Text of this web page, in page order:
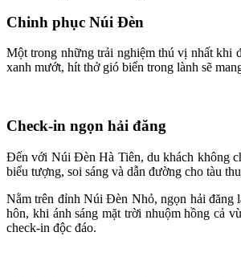
Chinh phục Núi Đèn
Một trong những trải nghiệm thú vị nhất khi
xanh mướt, hít thở gió biển trong lành sẽ
Check-in ngọn hải đăng
Đến với Núi Đèn Hà Tiên, du khách không
biểu tượng, soi sáng và dẫn đường cho tàu
Nằm trên đỉnh Núi Đèn Nhỏ, ngọn hải đăng
hôn, khi ánh sáng mặt trời nhuộm hồng cả
check-in độc đáo.